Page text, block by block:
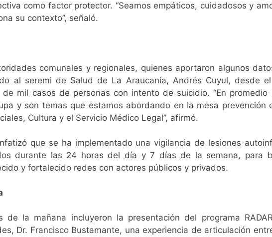
como factor protector. “Seamos empáticos, cuidadosos y
su contexto”, señaló.
comunales y regionales, quienes aportaron algunos
al seremi de Salud de La Araucanía, Andrés Cuyul, desde
mil casos de personas con intento de suicidio. “En
y son temas que estamos abordando en la mesa
Cultura y el Servicio Médico Legal”, afirmó.
que se ha implementado una vigilancia de lesiones
durante las 24 horas del día y 7 días de la semana, para
y fortalecido redes con actores públicos y privados.
de la mañana incluyeron la presentación del programa
Dr. Francisco Bustamante, una experiencia de articulación